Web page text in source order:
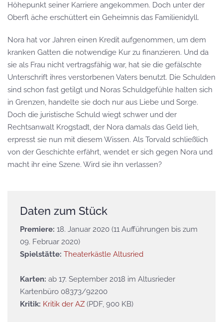
Höhepunkt seiner Karriere angekommen. Doch unter der
Oberfl äche erschüttert ein Geheimnis das Familienidyll.
Nora hat vor Jahren einen Kredit aufgenommen, um dem
kranken Gatten die notwendige Kur zu finanzieren. Und da
sie als Frau nicht vertragsfähig war, hat sie die gefälschte
Unterschrift ihres verstorbenen Vaters benutzt. Die Schulden
sind schon fast getilgt und Noras Schuldgefühle halten sich
in Grenzen, handelte sie doch nur aus Liebe und Sorge.
Doch die juristische Schuld wiegt schwer und der
Rechtsanwalt Krogstadt, der Nora damals das Geld lieh,
erpresst sie nun mit diesem Wissen. Als Torvald schließlich
von der Geschichte erfährt, wendet er sich gegen Nora und
macht ihr eine Szene. Wird sie ihn verlassen?
Daten zum Stück
Premiere: 18. Januar 2020 (11 Aufführungen bis zum
09. Februar 2020)
Spielstätte: Theaterkästle Altusried
Karten: ab 17. September 2018 im Altusrieder
Kartenbüro 08373/92200
Kritik: Kritik der AZ (PDF, 900 KB)